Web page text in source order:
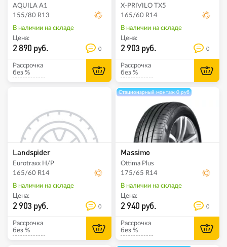
AQUILA A1
155/80 R13
В наличии на складе
Цена:
2 890 руб. 0
Рассрочка
без %
X-PRIVILO TX5
165/60 R14
В наличии на складе
Цена:
2 903 руб. 0
Рассрочка
без %
Landspider
Eurotraxx H/P
165/60 R14
В наличии на складе
Цена:
2 903 руб. 0
Рассрочка
без %
Стационарный монтаж 0 руб
Massimo
Ottima Plus
175/65 R14
В наличии на складе
Цена:
2 940 руб. 0
Рассрочка
без %